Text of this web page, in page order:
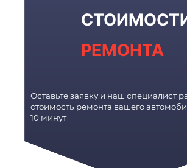
РЕМОНТА
Оставьте заявку и наш специалист
стоимость ремонта вашего
10 минут